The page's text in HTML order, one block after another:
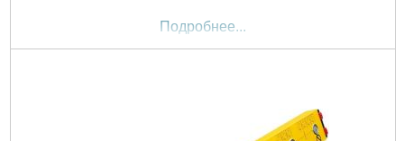
Подробнее...